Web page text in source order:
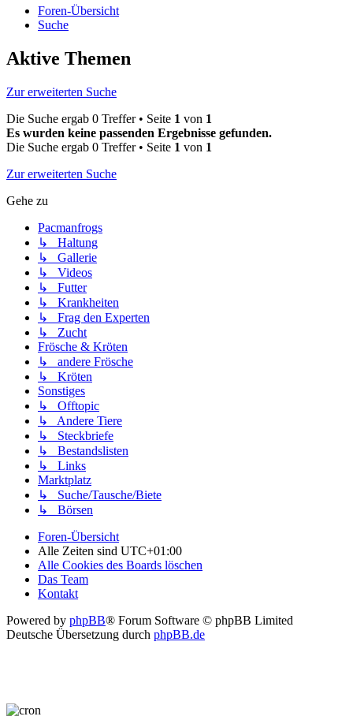
Foren-Übersicht
Suche
Aktive Themen
Zur erweiterten Suche
Die Suche ergab 0 Treffer • Seite 1 von 1
Es wurden keine passenden Ergebnisse gefunden.
Die Suche ergab 0 Treffer • Seite 1 von 1
Zur erweiterten Suche
Gehe zu
Pacmanfrogs
↳ Haltung
↳ Gallerie
↳ Videos
↳ Futter
↳ Krankheiten
↳ Frag den Experten
↳ Zucht
Frösche & Kröten
↳ andere Frösche
↳ Kröten
Sonstiges
↳ Offtopic
↳ Andere Tiere
↳ Steckbriefe
↳ Bestandslisten
↳ Links
Marktplatz
↳ Suche/Tausche/Biete
↳ Börsen
Foren-Übersicht
Alle Zeiten sind UTC+01:00
Alle Cookies des Boards löschen
Das Team
Kontakt
Powered by phpBB® Forum Software © phpBB Limited
Deutsche Übersetzung durch phpBB.de